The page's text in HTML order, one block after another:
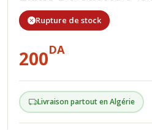
Rupture de stock
200DA
Livraison partout en Algérie